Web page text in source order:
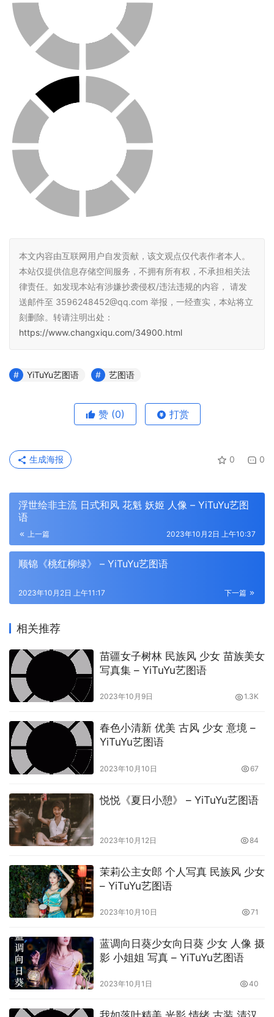
本文内容由互联网用户自发贡献，该文观点仅代表作者本人。
本站仅提供信息存储空间服务，不拥有所有权，不承担相关法
律责任。如发现本站有涉嫌抄袭侵权/违法违规的内容， 请发
送邮件至 3596248452@qq.com 举报，一经查实，本站将立
刻删除。转请注明出处：
https://www.changxiqu.com/34900.html
YiTuYu艺图语 艺图语
赞 (0) 打赏
0 0
生成海报
浮世绘非主流 日式和风 花魁 妖姬 人像 – YiTuYu艺图
语
上一篇 2023年10月2日 上午10:37
顺锦《桃红柳绿》 – YiTuYu艺图语
下一篇
2023年10月2日 上午11:17
相关推荐
苗疆女子树林 民族风 少女 苗族美女
写真集 – YiTuYu艺图语
2023年10月9日 1.3K
春色小清新 优美 古风 少女 意境 –
YiTuYu艺图语
2023年10月10日 67
悦悦《夏日小憩》 – YiTuYu艺图语
2023年10月12日 84
茉莉公主女郎 个人写真 民族风 少女
– YiTuYu艺图语
2023年10月10日 71
蓝调向日葵少女向日葵 少女 人像 摄
影 小姐姐 写真 – YiTuYu艺图语
2023年10月1日 40